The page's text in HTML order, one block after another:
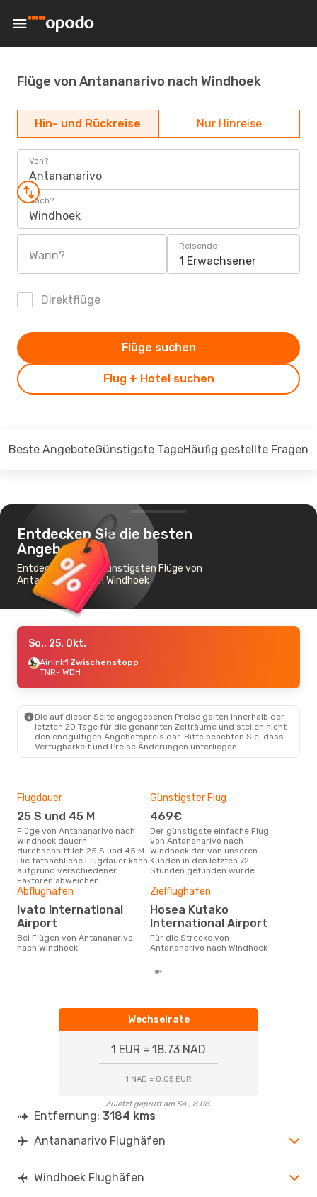
Flüge von Antananarivo nach Windhoek
Hin- und Rückreise Nur Hinreise
Von?
Antananarivo
Nach?
Windhoek
Wann?
Reisende
1 Erwachsener
Direktflüge
Flug + Hotel suchen
Flüge suchen
Beste AngeboteGünstigste TageHäufig gestellte Fragen
Entdecken Sie die besten
Angebote
Entdecken Sie die günstigsten Flüge von
Antananarivo nach Windhoek
So., 25. Okt.
Airlink1 Zwischenstopp
TNR- WDH
Die auf dieser Seite angegebenen Preise galten innerhalb der
letzten 20 Tage für die genannten Zeiträume und stellen nicht
den endgültigen Angebotspreis dar. Bitte beachten Sie, dass
Verfügbarkeit und Preise Änderungen unterliegen.
Flugdauer
25 S und 45 M
Flüge von Antananarivo nach
Windhoek dauern
durchschnittlich 25 S und 45 M.
Die tatsächliche Flugdauer kann
aufgrund verschiedener
Faktoren abweichen.
Günstigster Flug
469€
Der günstigste einfache Flug
von Antananarivo nach
Windhoek der von unseren
Kunden in den letzten 72
Stunden gefunden wurde
Abflughafen
Ivato International
Airport
Bei Flügen von Antananarivo
nach Windhoek
Zielflughafen
Hosea Kutako
International Airport
Für die Strecke von
Antananarivo nach Windhoek
Wechselrate
1 EUR = 18.73 NAD
1 NAD = 0.05 EUR
Zuletzt geprüft am Sa., 8.08.
Entfernung: 3184 kms
Antananarivo Flughäfen
Windhoek Flughäfen